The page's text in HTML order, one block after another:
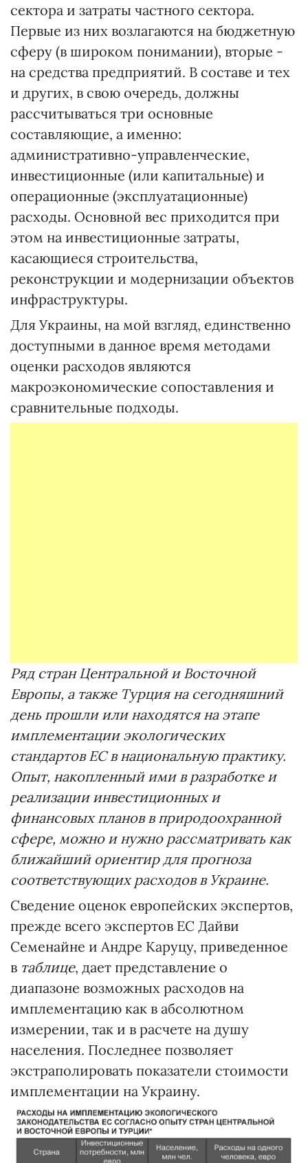
сектора и затраты частного сектора.
Первые из них возлагаются на бюджетную
сферу (в широком понимании), вторые -
на средства предприятий. В составе и тех
и других, в свою очередь, должны
рассчитываться три основные
составляющие, а именно:
административно-управленческие,
инвестиционные (или капитальные) и
операционные (эксплуатационные)
расходы. Основной вес приходится при
этом на инвестиционные затраты,
касающиеся строительства,
реконструкции и модернизации объектов
инфраструктуры.
Для Украины, на мой взгляд, единственно
доступными в данное время методами
оценки расходов являются
макроэкономические сопоставления и
сравнительные подходы.
Ряд стран Центральной и Восточной
Европы, а также Турция на сегодняшний
день прошли или находятся на этапе
имплементации экологических
стандартов ЕС в национальную практику.
Опыт, накопленный ими в разработке и
реализации инвестиционных и
финансовых планов в природоохранной
сфере, можно и нужно рассматривать как
ближайший ориентир для прогноза
соответствующих расходов в Украине.
Сведение оценок европейских экспертов,
прежде всего экспертов ЕС Дайви
Семенайне и Андре Каруцу, приведенное
в таблице, дает представление о
диапазоне возможных расходов на
имплементацию как в абсолютном
измерении, так и в расчете на душу
населения. Последнее позволяет
экстраполировать показатели стоимости
имплементации на Украину.